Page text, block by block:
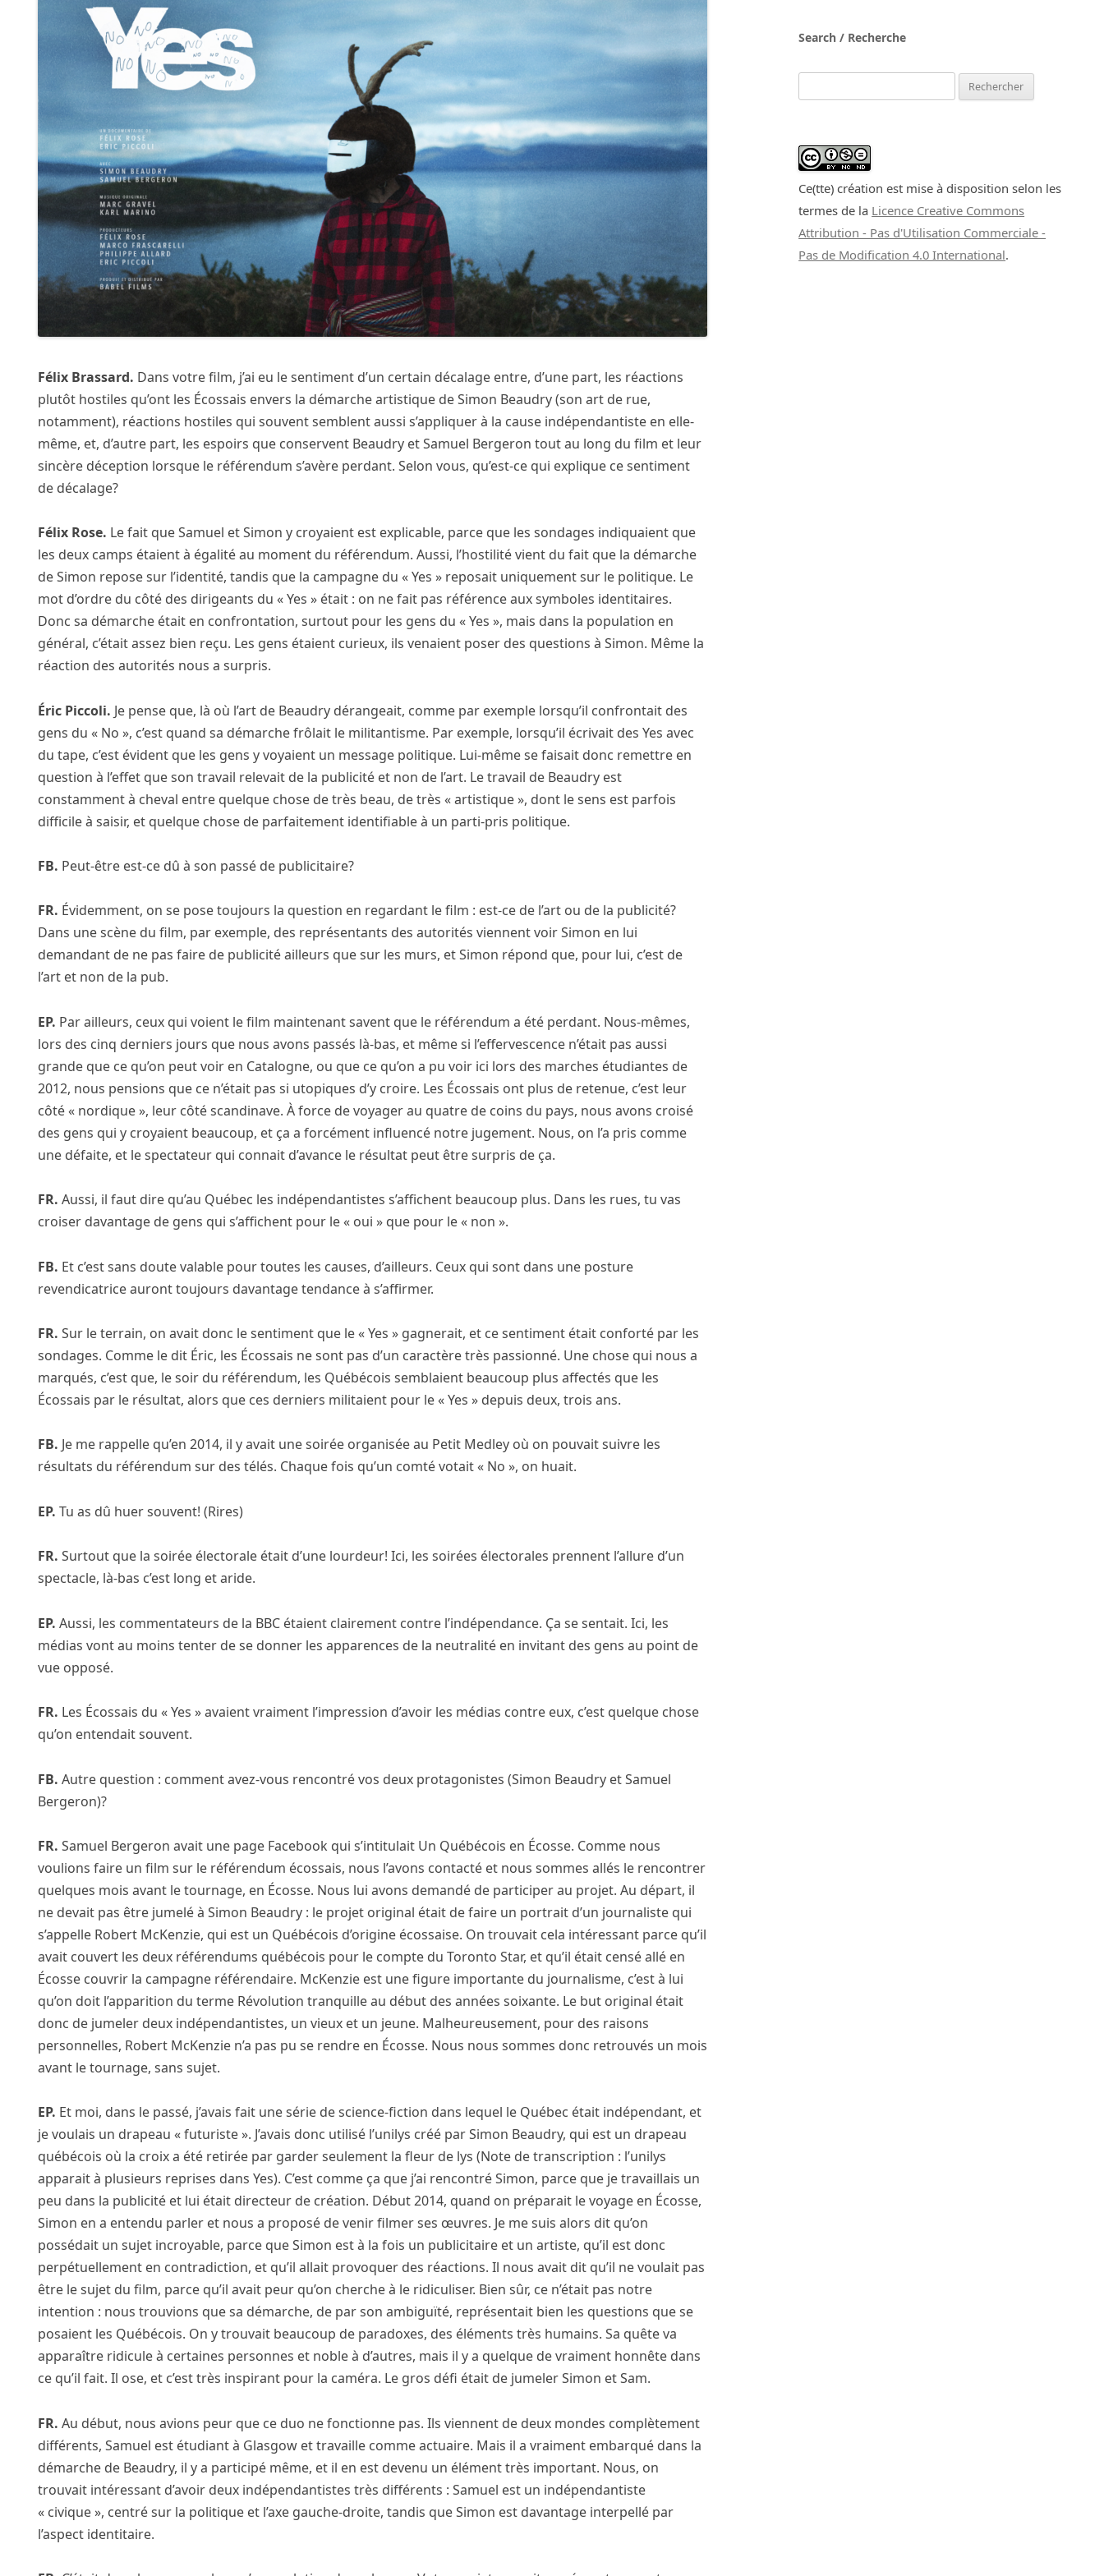
Félix Brassard. Dans votre film, j’ai eu le sentiment d’un certain décalage entre, d’une part, les réactions
plutôt hostiles qu’ont les Écossais envers la démarche artistique de Simon Beaudry (son art de rue,
notamment), réactions hostiles qui souvent semblent aussi s’appliquer à la cause indépendantiste en elle-
même, et, d’autre part, les espoirs que conservent Beaudry et Samuel Bergeron tout au long du film et leur
sincère déception lorsque le référendum s’avère perdant. Selon vous, qu’est-ce qui explique ce sentiment
de décalage?
Félix Rose. Le fait que Samuel et Simon y croyaient est explicable, parce que les sondages indiquaient que
les deux camps étaient à égalité au moment du référendum. Aussi, l’hostilité vient du fait que la démarche
de Simon repose sur l’identité, tandis que la campagne du « Yes » reposait uniquement sur le politique. Le
mot d’ordre du côté des dirigeants du « Yes » était : on ne fait pas référence aux symboles identitaires.
Donc sa démarche était en confrontation, surtout pour les gens du « Yes », mais dans la population en
général, c’était assez bien reçu. Les gens étaient curieux, ils venaient poser des questions à Simon. Même la
réaction des autorités nous a surpris.
Éric Piccoli. Je pense que, là où l’art de Beaudry dérangeait, comme par exemple lorsqu’il confrontait des
gens du « No », c’est quand sa démarche frôlait le militantisme. Par exemple, lorsqu’il écrivait des Yes avec
du tape, c’est évident que les gens y voyaient un message politique. Lui-même se faisait donc remettre en
question à l’effet que son travail relevait de la publicité et non de l’art. Le travail de Beaudry est
constamment à cheval entre quelque chose de très beau, de très « artistique », dont le sens est parfois
difficile à saisir, et quelque chose de parfaitement identifiable à un parti-pris politique.
FB. Peut-être est-ce dû à son passé de publicitaire?
FR. Évidemment, on se pose toujours la question en regardant le film : est-ce de l’art ou de la publicité?
Dans une scène du film, par exemple, des représentants des autorités viennent voir Simon en lui
demandant de ne pas faire de publicité ailleurs que sur les murs, et Simon répond que, pour lui, c’est de
l’art et non de la pub.
EP. Par ailleurs, ceux qui voient le film maintenant savent que le référendum a été perdant. Nous-mêmes,
lors des cinq derniers jours que nous avons passés là-bas, et même si l’effervescence n’était pas aussi
grande que ce qu’on peut voir en Catalogne, ou que ce qu’on a pu voir ici lors des marches étudiantes de
2012, nous pensions que ce n’était pas si utopiques d’y croire. Les Écossais ont plus de retenue, c’est leur
côté « nordique », leur côté scandinave. À force de voyager au quatre de coins du pays, nous avons croisé
des gens qui y croyaient beaucoup, et ça a forcément influencé notre jugement. Nous, on l’a pris comme
une défaite, et le spectateur qui connait d’avance le résultat peut être surpris de ça.
FR. Aussi, il faut dire qu’au Québec les indépendantistes s’affichent beaucoup plus. Dans les rues, tu vas
croiser davantage de gens qui s’affichent pour le « oui » que pour le « non ».
FB. Et c’est sans doute valable pour toutes les causes, d’ailleurs. Ceux qui sont dans une posture
revendicatrice auront toujours davantage tendance à s’affirmer.
FR. Sur le terrain, on avait donc le sentiment que le « Yes » gagnerait, et ce sentiment était conforté par les
sondages. Comme le dit Éric, les Écossais ne sont pas d’un caractère très passionné. Une chose qui nous a
marqués, c’est que, le soir du référendum, les Québécois semblaient beaucoup plus affectés que les
Écossais par le résultat, alors que ces derniers militaient pour le « Yes » depuis deux, trois ans.
FB. Je me rappelle qu’en 2014, il y avait une soirée organisée au Petit Medley où on pouvait suivre les
résultats du référendum sur des télés. Chaque fois qu’un comté votait « No », on huait.
EP. Tu as dû huer souvent! (Rires)
FR. Surtout que la soirée électorale était d’une lourdeur! Ici, les soirées électorales prennent l’allure d’un
spectacle, là-bas c’est long et aride.
EP. Aussi, les commentateurs de la BBC étaient clairement contre l’indépendance. Ça se sentait. Ici, les
médias vont au moins tenter de se donner les apparences de la neutralité en invitant des gens au point de
vue opposé.
FR. Les Écossais du « Yes » avaient vraiment l’impression d’avoir les médias contre eux, c’est quelque chose
qu’on entendait souvent.
FB. Autre question : comment avez-vous rencontré vos deux protagonistes (Simon Beaudry et Samuel
Bergeron)?
FR. Samuel Bergeron avait une page Facebook qui s’intitulait Un Québécois en Écosse. Comme nous
voulions faire un film sur le référendum écossais, nous l’avons contacté et nous sommes allés le rencontrer
quelques mois avant le tournage, en Écosse. Nous lui avons demandé de participer au projet. Au départ, il
ne devait pas être jumelé à Simon Beaudry : le projet original était de faire un portrait d’un journaliste qui
s’appelle Robert McKenzie, qui est un Québécois d’origine écossaise. On trouvait cela intéressant parce qu’il
avait couvert les deux référendums québécois pour le compte du Toronto Star, et qu’il était censé allé en
Écosse couvrir la campagne référendaire. McKenzie est une figure importante du journalisme, c’est à lui
qu’on doit l’apparition du terme Révolution tranquille au début des années soixante. Le but original était
donc de jumeler deux indépendantistes, un vieux et un jeune. Malheureusement, pour des raisons
personnelles, Robert McKenzie n’a pas pu se rendre en Écosse. Nous nous sommes donc retrouvés un mois
avant le tournage, sans sujet.
EP. Et moi, dans le passé, j’avais fait une série de science-fiction dans lequel le Québec était indépendant, et
je voulais un drapeau « futuriste ». J’avais donc utilisé l’unilys créé par Simon Beaudry, qui est un drapeau
québécois où la croix a été retirée par garder seulement la fleur de lys (Note de transcription : l’unilys
apparait à plusieurs reprises dans Yes). C’est comme ça que j’ai rencontré Simon, parce que je travaillais un
peu dans la publicité et lui était directeur de création. Début 2014, quand on préparait le voyage en Écosse,
Simon en a entendu parler et nous a proposé de venir filmer ses œuvres. Je me suis alors dit qu’on
possédait un sujet incroyable, parce que Simon est à la fois un publicitaire et un artiste, qu’il est donc
perpétuellement en contradiction, et qu’il allait provoquer des réactions. Il nous avait dit qu’il ne voulait pas
être le sujet du film, parce qu’il avait peur qu’on cherche à le ridiculiser. Bien sûr, ce n’était pas notre
intention : nous trouvions que sa démarche, de par son ambiguïté, représentait bien les questions que se
posaient les Québécois. On y trouvait beaucoup de paradoxes, des éléments très humains. Sa quête va
apparaître ridicule à certaines personnes et noble à d’autres, mais il y a quelque de vraiment honnête dans
ce qu’il fait. Il ose, et c’est très inspirant pour la caméra. Le gros défi était de jumeler Simon et Sam.
FR. Au début, nous avions peur que ce duo ne fonctionne pas. Ils viennent de deux mondes complètement
différents, Samuel est étudiant à Glasgow et travaille comme actuaire. Mais il a vraiment embarqué dans la
démarche de Beaudry, il y a participé même, et il en est devenu un élément très important. Nous, on
trouvait intéressant d’avoir deux indépendantistes très différents : Samuel est un indépendantiste
« civique », centré sur la politique et l’axe gauche-droite, tandis que Simon est davantage interpellé par
l’aspect identitaire.
Search / Recherche
Ce(tte) création est mise à disposition selon les
termes de la Licence Creative Commons
Attribution - Pas d'Utilisation Commerciale -
Pas de Modification 4.0 International.